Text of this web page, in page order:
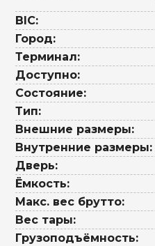
BIC:
Город:
Терминал:
Доступно:
Состояние:
Тип:
Внешние размеры:
Внутренние размеры:
Дверь:
Ёмкость:
Макс. вес брутто:
Вес тары:
Грузоподъёмность: